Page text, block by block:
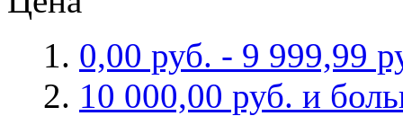
0,00 руб. - 9 999,99
10 000,00 руб. и